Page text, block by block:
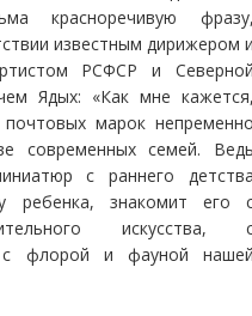
красноречивую
известным дирижером
РСФСР и
Ядых: «Как мне
марок
современных семей.
с раннего
ребенка, знакомит его
искусства,
с флорой и фауной